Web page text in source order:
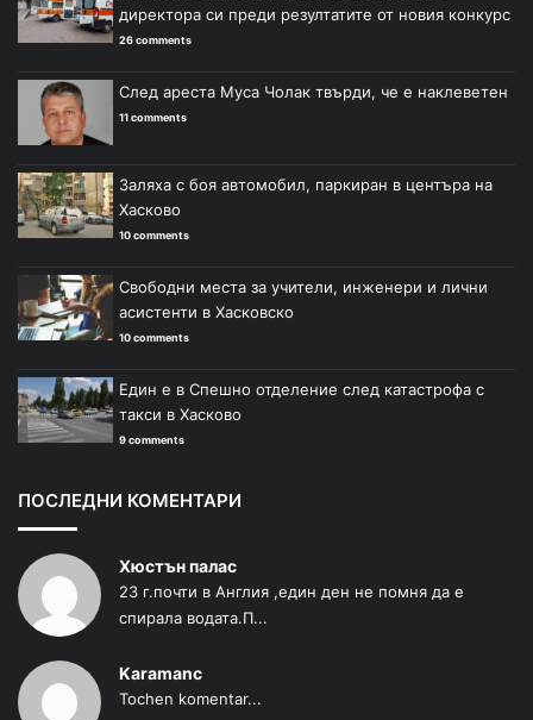
директора си преди резултатите от новия конкурс
26 comments
След ареста Муса Чолак твърди, че е наклеветен
11 comments
Заляха с боя автомобил, паркиран в центъра на
Хасково
10 comments
Свободни места за учители, инженери и лични
асистенти в Хасковско
10 comments
Един е в Спешно отделение след катастрофа с
такси в Хасково
9 comments
ПОСЛЕДНИ КОМЕНТАРИ
Хюстън палас
23 г.почти в Англия ,един ден не помня да е
спирала водата.П...
Karamanc
Tochen komentar...